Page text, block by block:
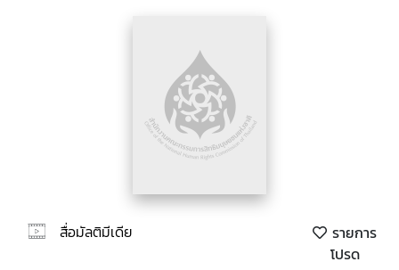
สื่อมัลติมีเดีย
รายการ
โปรด